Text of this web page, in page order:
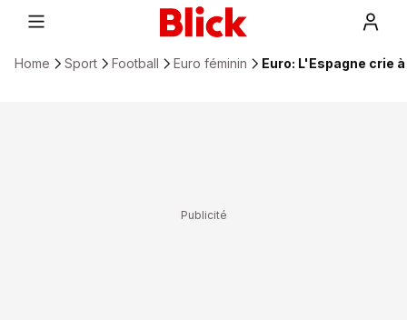
Home Sport Football Euro féminin Euro: L'Espagne crie